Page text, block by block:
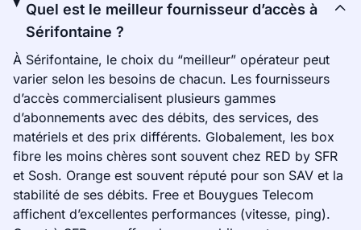
Quel est le meilleur fournisseur d’accès à
Sérifontaine ?
À Sérifontaine, le choix du “meilleur” opérateur peut
varier selon les besoins de chacun. Les fournisseurs
d’accès commercialisent plusieurs gammes
d’abonnements avec des débits, des services, des
matériels et des prix différents. Globalement, les box
fibre les moins chères sont souvent chez RED by SFR
et Sosh. Orange est souvent réputé pour son SAV et la
stabilité de ses débits. Free et Bouygues Telecom
affichent d’excellentes performances (vitesse, ping).